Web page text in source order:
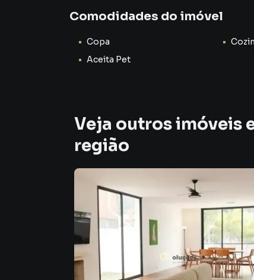
10 salas multifuncionais, ideais para
clientes.
O imóvel possui excelente iluminação
Comodidades do imóvel
Copa
Aceita Pet
Veja outros imóveis
região